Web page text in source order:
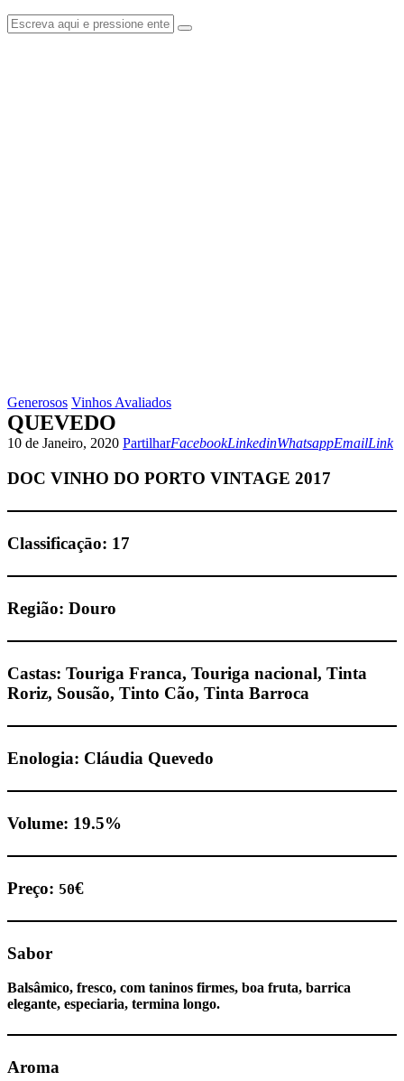
Generosos Vinhos Avaliados
QUEVEDO
10 de Janeiro, 2020 PartilharFacebook
FacebookLinkedin
LinkedinWhatsapp
WhatsappEmail
EmailCopy
Link
DOC VINHO DO PORTO VINTAGE 2017
Classificaçāo: 17
Região: Douro
Castas: Touriga Franca, Touriga nacional, Tinta
Roriz, Sousão, Tinto Cão, Tinta Barroca
Enologia: Cláudia Quevedo
Volume: 19.5%
Preço: 50€
Sabor
Balsâmico, fresco, com taninos firmes, boa fruta, barrica
elegante, especiaria, termina longo.
Aroma